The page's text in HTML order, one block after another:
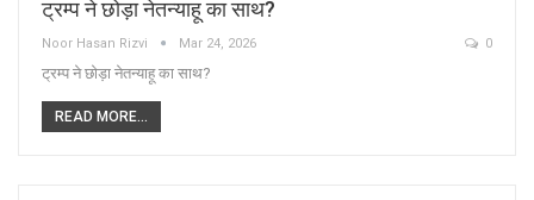
ट्रम्प ने छोड़ा नेतन्याहू का साथ?
Noor Hasan Rizvi Mar 24, 2026 0
ट्रम्प ने छोड़ा नेतन्याहू का साथ?
READ MORE...